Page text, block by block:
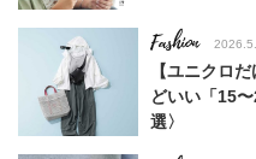
Fashion
【ユニクロ
どいい「15
選〉